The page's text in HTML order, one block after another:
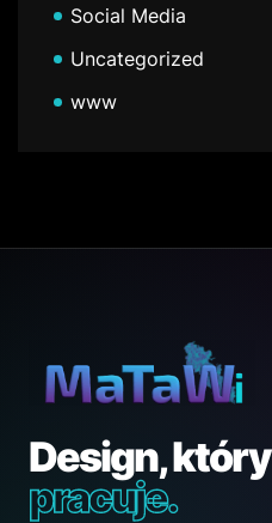
Social Media
Uncategorized
www
Design, który
pracuje.